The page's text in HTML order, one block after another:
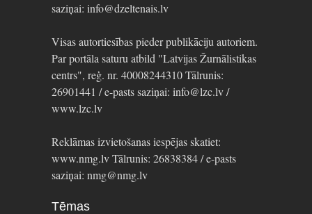
saziņai: info@dzeltenais.lv
Visas autortiesības pieder publikāciju autoriem.
Par portāla saturu atbild "Latvijas Žurnālistikas
centrs", reģ. nr. 40008244310 Tālrunis:
26901441 / e-pasts saziņai: info@lzc.lv /
www.lzc.lv
Reklāmas izvietošanas iespējas skatiet:
www.nmg.lv Tālrunis: 26838384 / e-pasts
saziņai: nmg@nmg.lv
Tēmas